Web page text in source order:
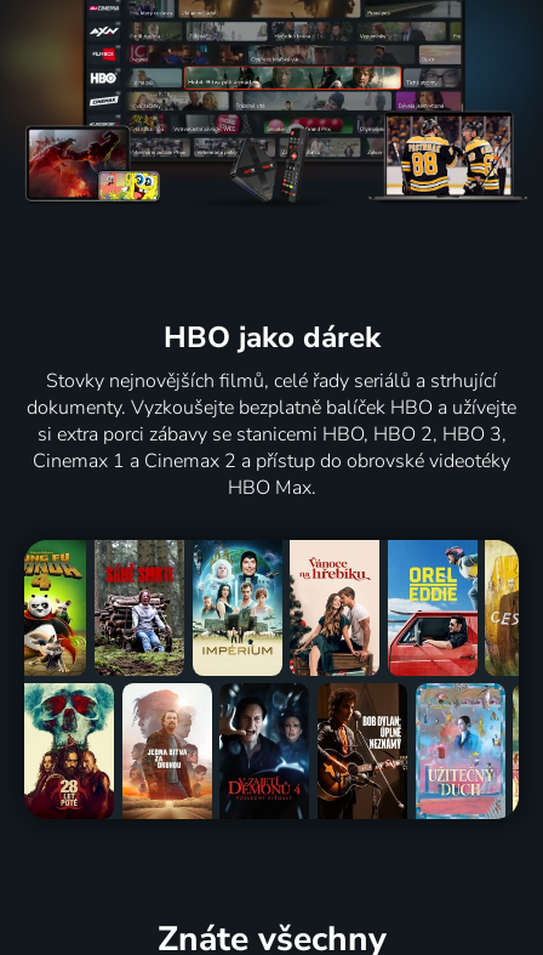
HBO jako dárek
Stovky nejnovějších filmů, celé řady seriálů a strhující
dokumenty. Vyzkoušejte bezplatně balíček HBO a užívejte
si extra porci zábavy se stanicemi HBO, HBO 2, HBO 3,
Cinemax 1 a Cinemax 2 a přístup do obrovské videotéky
HBO Max.
Znáte všechny